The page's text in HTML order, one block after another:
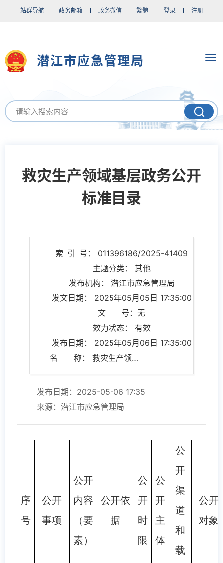
站群导航 政务邮箱 政务微信 繁體 登录 注册
潜江市应急管理局
救灾生产领域基层政务公开
标准目录
索 引 号： 011396186/2025-41409
主题分类： 其他
发布机构： 潜江市应急管理局
发文日期： 2025年05月05日 17:35:00
文 号：无
效力状态： 有效
发布日期： 2025年05月06日 17:35:00
名 称： 救灾生产领域基层政务公开标准目录
发布日期：2025-05-06 17:35
来源：潜江市应急管理局
序
号
公开
事项
公开
内容
（要
素）
公开依
据
公
开
时
限
公
开
主
体
公
开
渠
道
和
载
公开
对象